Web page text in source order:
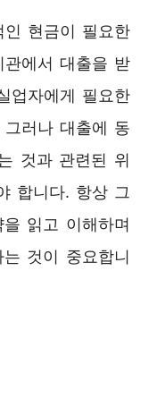
인 현금이 필요한
에서 대출을 받
업자에게 필요한
러나 대출에 동
것과 관련된 위
합니다. 항상 그
읽고 이해하며
것이 중요합니